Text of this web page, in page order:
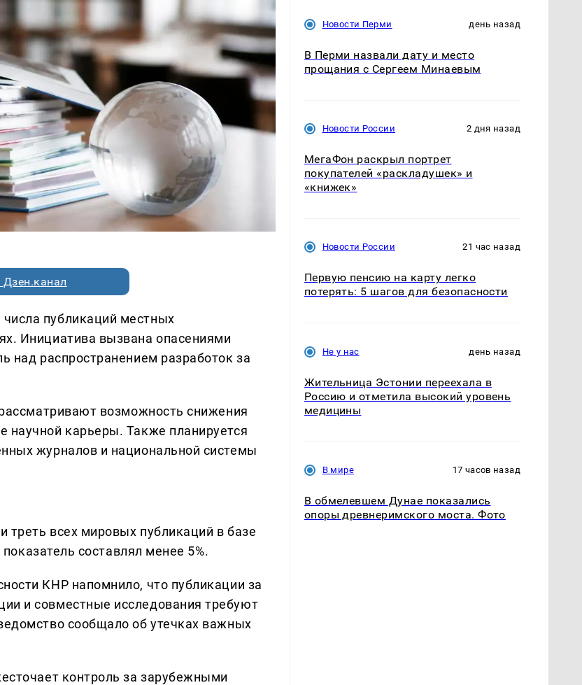
Дзен.канал
публикаций местных
Инициатива вызвана опасениями
над распространением разработок за
возможность снижения
научной карьеры. Также планируется
журналов и национальной системы
треть всех мировых публикаций в базе
составлял менее 5%.
КНР напомнило, что публикации за
и совместные исследования требуют
сообщало об утечках важных
контроль за зарубежными
Новости Перми день назад
В Перми назвали дату и место
прощания с Сергеем Минаевым
Новости России 2 дня назад
МегаФон раскрыл портрет
покупателей «раскладушек» и
«книжек»
Новости России 21 час назад
Первую пенсию на карту легко
потерять: 5 шагов для безопасности
Не у нас день назад
Жительница Эстонии переехала в
Россию и отметила высокий уровень
медицины
В мире 17 часов назад
В обмелевшем Дунае показались
опоры древнеримского моста. Фото